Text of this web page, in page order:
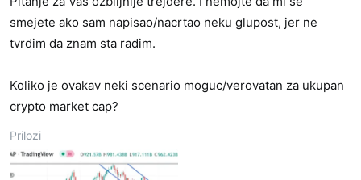
smejete ako sam napisao/nacrtao neku glupost, jer ne
tvrdim da znam sta radim.
Koliko je ovakav neki scenario moguc/verovatan za ukupan
crypto market cap?
Prilozi